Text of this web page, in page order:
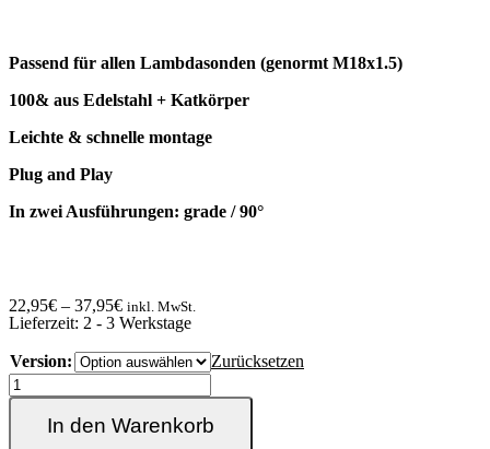
Passend für allen Lambdasonden (genormt M18x1.5)
100& aus Edelstahl + Katkörper
Leichte & schnelle montage
Plug and Play
In zwei Ausführungen: grade / 90°
22,95€ – 37,95€ inkl. MwSt.
Lieferzeit: 2 - 3 Werkstage
Version:
Zurücksetzen
Lambdasonden
Eliminator
In den Warenkorb